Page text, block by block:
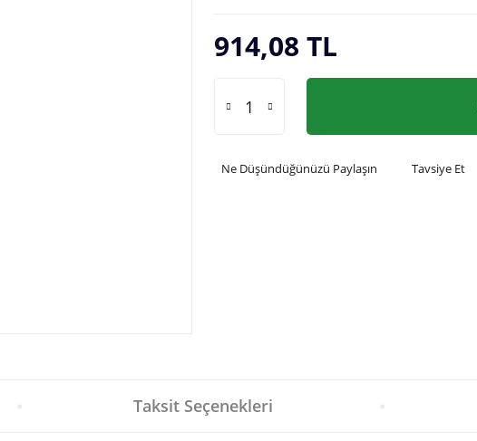
914,08 TL
Ne Düşündüğünüzü Paylaşın Tavsiye Et
Taksit Seçenekleri